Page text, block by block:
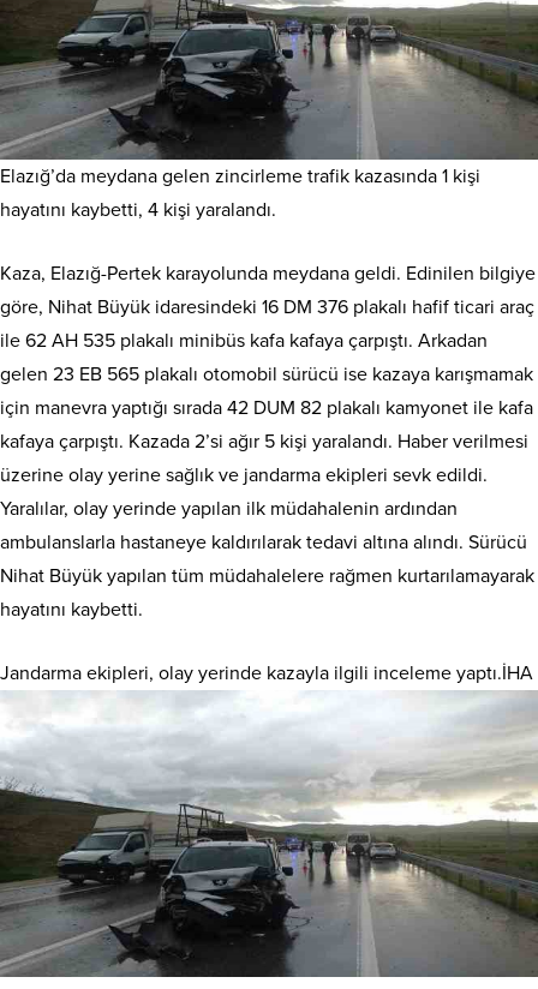
Elazığ’da meydana gelen zincirleme trafik kazasında 1 kişi
hayatını kaybetti, 4 kişi yaralandı.
Kaza, Elazığ-Pertek karayolunda meydana geldi. Edinilen bilgiye
göre, Nihat Büyük idaresindeki 16 DM 376 plakalı hafif ticari araç
ile 62 AH 535 plakalı minibüs kafa kafaya çarpıştı. Arkadan
gelen 23 EB 565 plakalı otomobil sürücü ise kazaya karışmamak
için manevra yaptığı sırada 42 DUM 82 plakalı kamyonet ile kafa
kafaya çarpıştı. Kazada 2’si ağır 5 kişi yaralandı. Haber verilmesi
üzerine olay yerine sağlık ve jandarma ekipleri sevk edildi.
Yaralılar, olay yerinde yapılan ilk müdahalenin ardından
ambulanslarla hastaneye kaldırılarak tedavi altına alındı. Sürücü
Nihat Büyük yapılan tüm müdahalelere rağmen kurtarılamayarak
hayatını kaybetti.
Jandarma ekipleri, olay yerinde kazayla ilgili inceleme yaptı.İHA